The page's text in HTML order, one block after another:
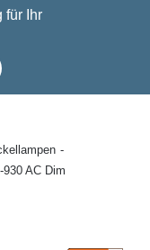
für Ihr
AC Dim